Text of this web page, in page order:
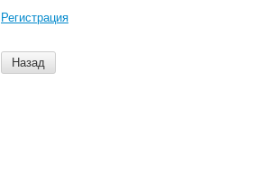
Регистрация
Назад